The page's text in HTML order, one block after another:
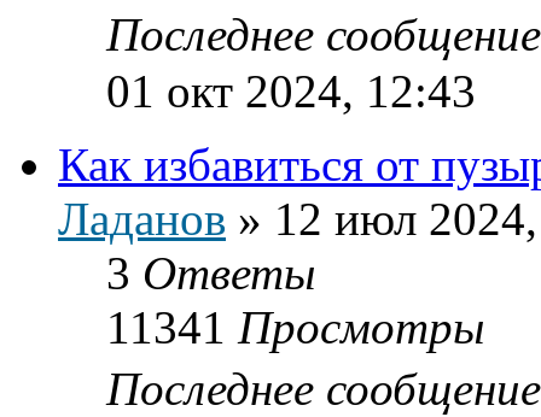
Последнее
01 окт 2024, 12:43
Как избавиться от
Ладанов » 12 июл
3 Ответы
11341 Просмотры
Последнее